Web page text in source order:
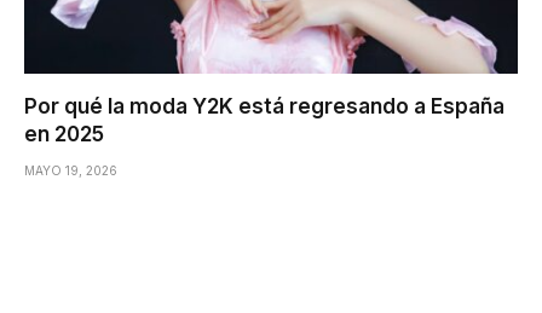
Por qué la moda Y2K está regresando a España
en 2025
MAYO 19, 2026